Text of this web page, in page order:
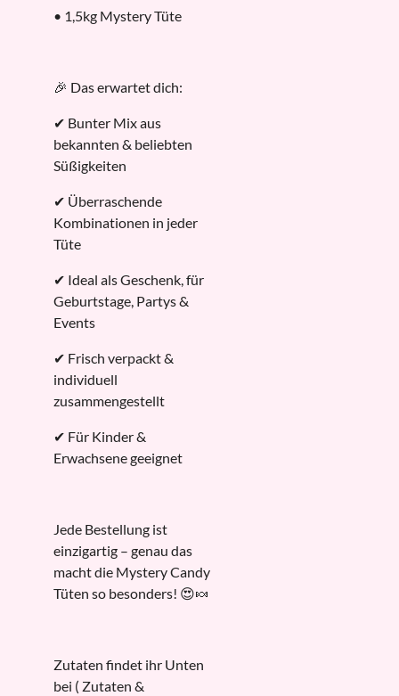
• 1,5kg Mystery Tüte
🎉 Das erwartet dich:
✔ Bunter Mix aus
bekannten & beliebten
Süßigkeiten
✔ Überraschende
Kombinationen in jeder
Tüte
✔ Ideal als Geschenk, für
Geburtstage, Partys &
Events
✔ Frisch verpackt &
individuell
zusammengestellt
✔ Für Kinder &
Erwachsene geeignet
Jede Bestellung ist
einzigartig – genau das
macht die Mystery Candy
Tüten so besonders! 😍🍬
Zutaten findet ihr Unten
bei ( Zutaten &